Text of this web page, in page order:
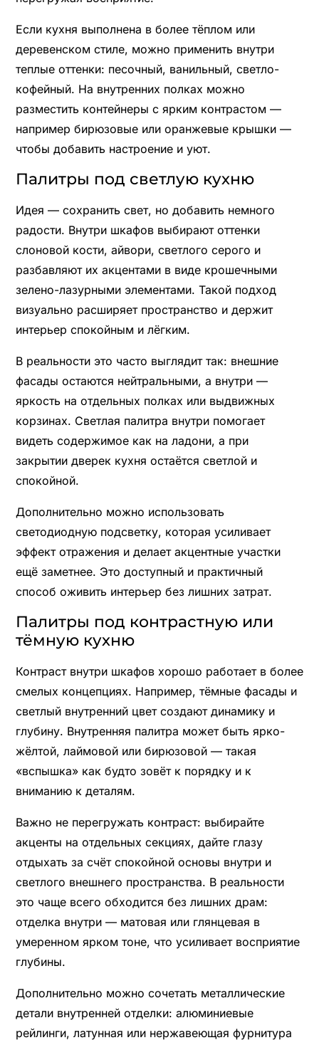
Если кухня выполнена в более тёплом или
деревенском стиле, можно применить внутри
теплые оттенки: песочный, ванильный, светло-
кофейный. На внутренних полках можно
разместить контейнеры с ярким контрастом —
например бирюзовые или оранжевые крышки —
чтобы добавить настроение и уют.
Палитры под светлую кухню
Идея — сохранить свет, но добавить немного
радости. Внутри шкафов выбирают оттенки
слоновой кости, айвори, светлого серого и
разбавляют их акцентами в виде крошечными
зелено-лазурными элементами. Такой подход
визуально расширяет пространство и держит
интерьер спокойным и лёгким.
В реальности это часто выглядит так: внешние
фасады остаются нейтральными, а внутри —
яркость на отдельных полках или выдвижных
корзинах. Светлая палитра внутри помогает
видеть содержимое как на ладони, а при
закрытии дверек кухня остаётся светлой и
спокойной.
Дополнительно можно использовать
светодиодную подсветку, которая усиливает
эффект отражения и делает акцентные участки
ещё заметнее. Это доступный и практичный
способ оживить интерьер без лишних затрат.
Палитры под контрастную или
тёмную кухню
Контраст внутри шкафов хорошо работает в более
смелых концепциях. Например, тёмные фасады и
светлый внутренний цвет создают динамику и
глубину. Внутренняя палитра может быть ярко-
жёлтой, лаймовой или бирюзовой — такая
«вспышка» как будто зовёт к порядку и к
вниманию к деталям.
Важно не перегружать контраст: выбирайте
акценты на отдельных секциях, дайте глазу
отдыхать за счёт спокойной основы внутри и
светлого внешнего пространства. В реальности
это чаще всего обходится без лишних драм:
отделка внутри — матовая или глянцевая в
умеренном ярком тоне, что усиливает восприятие
глубины.
Дополнительно можно сочетать металлические
детали внутренней отделки: алюминиевые
рейлинги, латунная или нержавеющая фурнитура